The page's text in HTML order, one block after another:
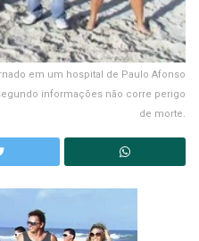
em um hospital de Paulo Afonso
informações não corre perigo
de morte.